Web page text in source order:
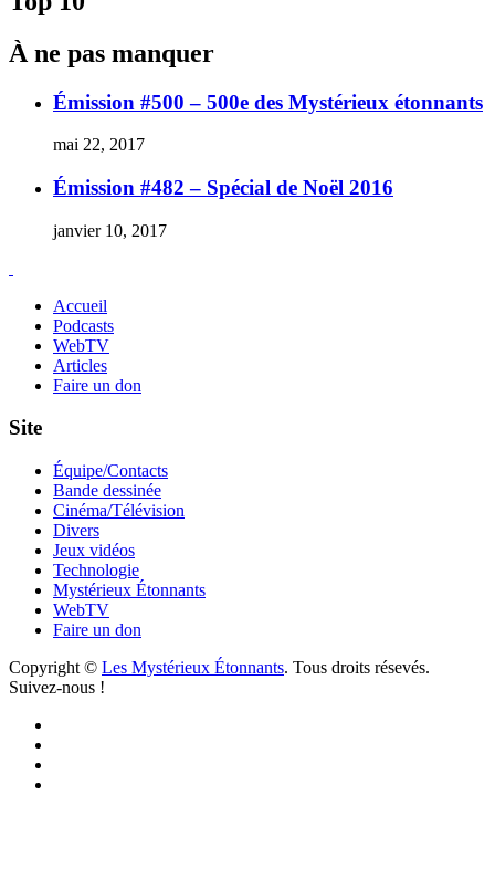
À ne pas manquer
Émission #500 – 500e des Mystérieux étonnants
mai 22, 2017
Émission #482 – Spécial de Noël 2016
janvier 10, 2017
Accueil
Podcasts
WebTV
Articles
Faire un don
Site
Équipe/Contacts
Bande dessinée
Cinéma/Télévision
Divers
Jeux vidéos
Technologie
Mystérieux Étonnants
WebTV
Faire un don
Copyright © Les Mystérieux Étonnants. Tous droits résevés.
Suivez-nous !